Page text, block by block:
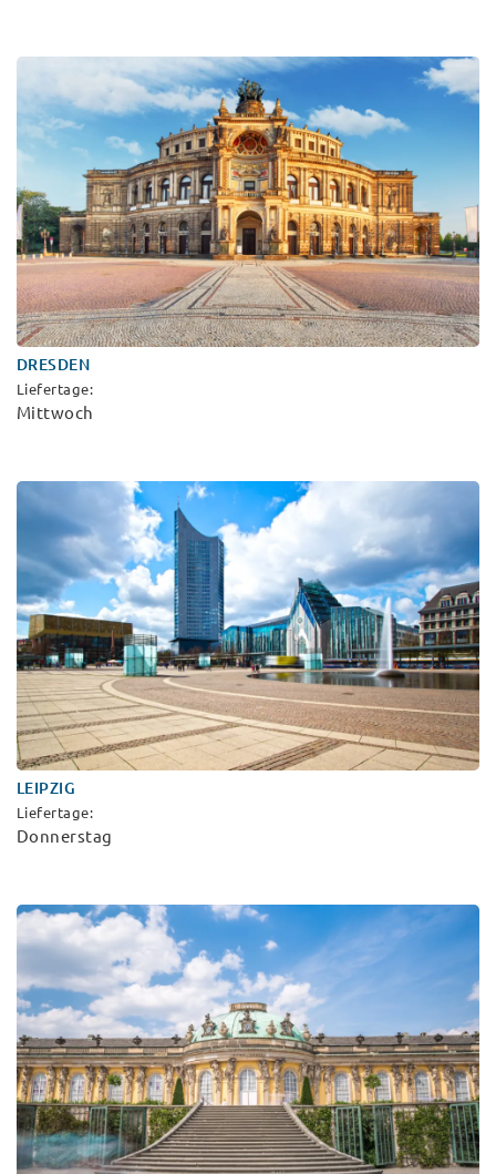
DRESDEN
Liefertage:
Mittwoch
LEIPZIG
Liefertage:
Donnerstag